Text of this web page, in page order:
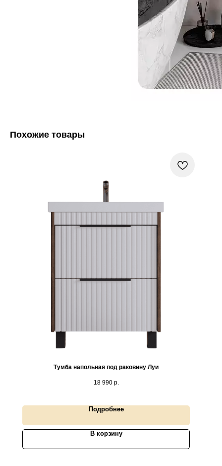
Похожие товары
Тумба напольная под раковину Луи
18 990 р.
Подробнее
В корзину